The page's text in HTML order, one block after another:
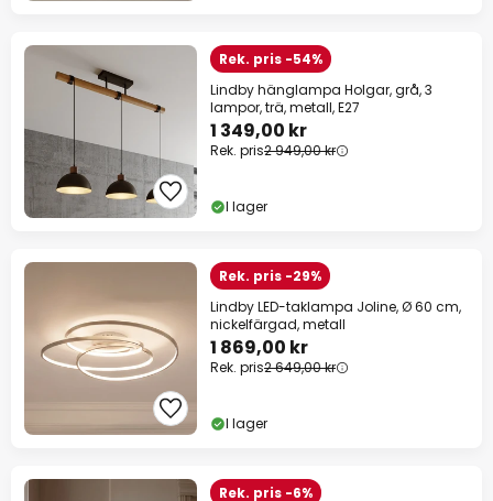
Rek. pris -54%
Lindby hänglampa Holgar, grå, 3
lampor, trä, metall, E27
1 349,00 kr
Rek. pris2 949,00 kr
I lager
Rek. pris -29%
Lindby LED-taklampa Joline, Ø 60 cm,
nickelfärgad, metall
1 869,00 kr
Rek. pris2 649,00 kr
I lager
Rek. pris -6%